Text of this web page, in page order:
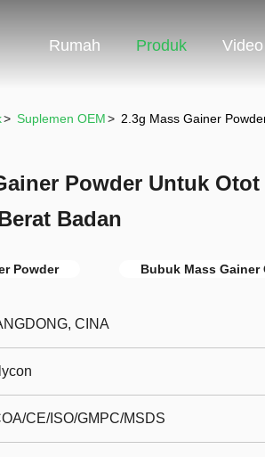
Rumah Produk Video
> Suplemen OEM> 2.3g Mass Gainer
Powder Untuk
Badan
Powder Bubuk Mass Gainer
CINA
CE/ISO/GMPC/MSDS